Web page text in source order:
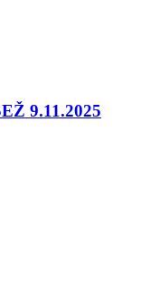
9.11.2025